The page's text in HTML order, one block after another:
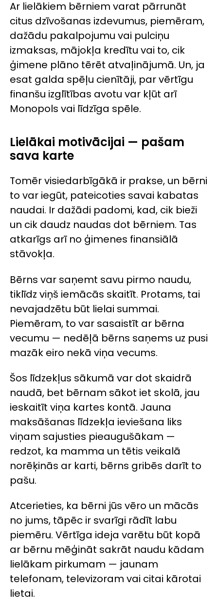
Ar lielākiem bērniem varat pārrunāt
citus dzīvošanas izdevumus, piemēram,
dažādu pakalpojumu vai pulciņu
izmaksas, mājokļa kredītu vai to, cik
ģimene plāno tērēt atvaļinājumā. Un, ja
esat galda spēļu cienītāji, par vērtīgu
finanšu izglītības avotu var kļūt arī
Monopols vai līdzīga spēle.
Lielākai motivācijai — pašam
sava karte
Tomēr visiedarbīgākā ir prakse, un bērni
to var iegūt, pateicoties savai kabatas
naudai. Ir dažādi padomi, kad, cik bieži
un cik daudz naudas dot bērniem. Tas
atkarīgs arī no ģimenes finansiālā
stāvokļa.
Bērns var saņemt savu pirmo naudu,
tiklīdz viņš iemācās skaitīt. Protams, tai
nevajadzētu būt lielai summai.
Piemēram, to var sasaistīt ar bērna
vecumu — nedēļā bērns saņems uz pusi
mazāk eiro nekā viņa vecums.
Šos līdzekļus sākumā var dot skaidrā
naudā, bet bērnam sākot iet skolā, jau
ieskaitīt viņa kartes kontā. Jauna
maksāšanas līdzekļa ieviešana liks
viņam sajusties pieaugušākam —
redzot, ka mamma un tētis veikalā
norēķinās ar karti, bērns gribēs darīt to
pašu.
Atcerieties, ka bērni jūs vēro un mācās
no jums, tāpēc ir svarīgi rādīt labu
piemēru. Vērtīga ideja varētu būt kopā
ar bērnu mēģināt sakrāt naudu kādam
lielākam pirkumam — jaunam
telefonam, televizoram vai citai kārotai
lietai.